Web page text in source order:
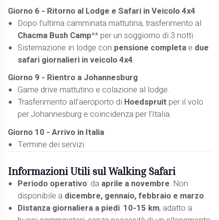
Giorno 6 - Ritorno al Lodge e Safari in Veicolo 4x4
Dopo l’ultima camminata mattutina, trasferimento al
Chacma Bush Camp** per un soggiorno di 3 notti.
Sistemazione in lodge con pensione completae due
safari giornalieri in veicolo 4x4.
Giorno 9 - Rientro a Johannesburg
Game drive mattutino e colazione al lodge.
Trasferimento all’aeroporto di Hoedspruit per il volo
per Johannesburg e coincidenza per l’Italia.
Giorno 10 - Arrivo in Italia
Termine dei servizi.
Informazioni Utili sul Walking Safari
Periodo operativo: da aprile a novembre. Non
disponibile a dicembre, gennaio, febbraio e marzo.
Distanza giornaliera a piedi: 10-15 km, adatto a